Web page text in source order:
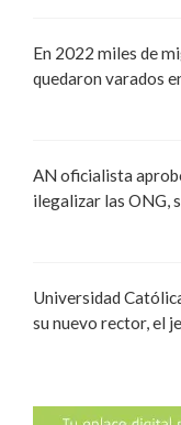
En 2022 miles de
quedaron varados
AN oficialista
ilegalizar las ONG,
Universidad
su nuevo rector, el